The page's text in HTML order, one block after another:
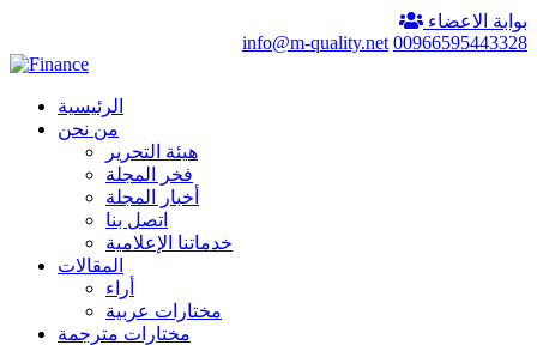
بوابة الاعضاء
00966595443328
info@m-quality.net
الرئيسية
من نحن
هيئة التحرير
فخر المجلة
أخبار المجلة
اتصل بنا
خدماتنا الإعلامية
المقالات
أراء
مختارات عربية
مختارات مترجمة